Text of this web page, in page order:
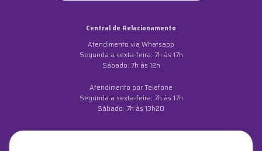
Central de Relacionamento
Atendimento via Whatsapp
Segunda a sexta-feira: 7h às 17h
Sábado: 7h às 12h
Atendimento por Telefone
Segunda a sexta-feira: 7h às 17h
Sábado: 7h às 13h20